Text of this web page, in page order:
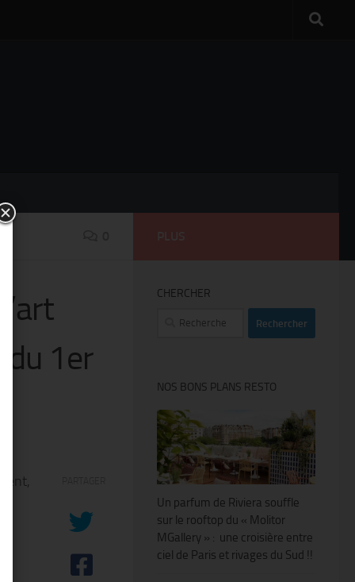
du 1er
CHERCHER
Rechercher :
NOS BONS PLANS RESTO
Un parfum de Riviera souffle
sur le rooftop du « Molitor
MGallery » : une croisière entre
ciel de Paris et rivages du Sud !!